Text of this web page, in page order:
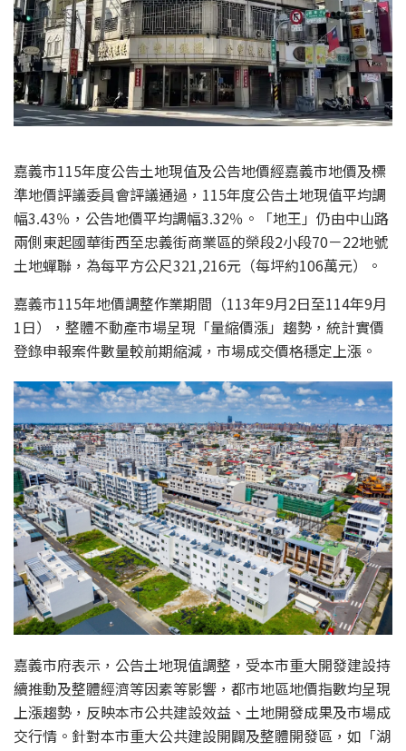
嘉義市115年度公告土地現值及公告地價經嘉義市地價及標
準地價評議委員會評議通過 ， 115年度公告土地現值平均調
幅3.43％ ， 公告地價平均調幅3.32％ 。
「地王」仍由中山路
兩側東起國華街西至忠義街商業區的榮段2小段70－22地號
土地蟬聯 ，為每平方公尺321,216元（每坪約106萬元）
。
嘉義市115年地價調整作業期間 （113年9月2日至114年9月
1日）
， 整體不動產市場呈現「量縮價漲」趨勢，統計實價
登錄申報案件數量較前期縮減 ，市場成交價格穩定上漲。
嘉義市府表示，公告土地現值調整 ， 受本市重大開發建設持
續推動及整體經濟等因素等影響，都市地區地價指數均呈現
上漲趨勢 ， 反映本市公共建設效益、土地開發成果及市場成
交行情。 針對本市重大公共建設開闢及整體開發區，如 「湖